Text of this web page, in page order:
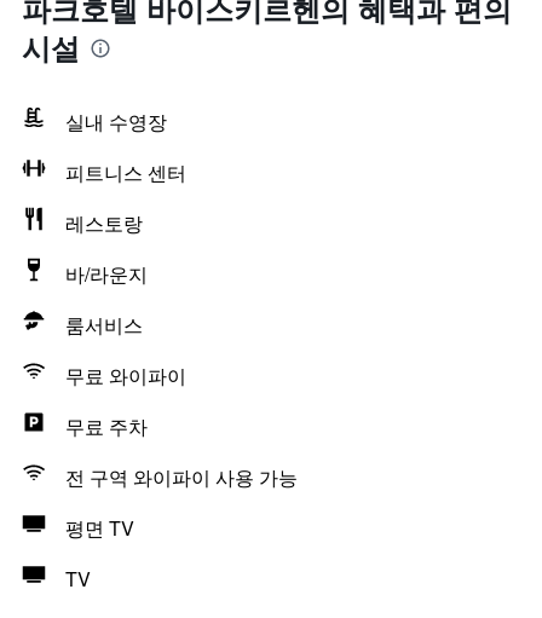
파크호텔 바이스키르헨의 혜택​과 편의
시설
실내 수영장
피트니스 센터
레스토랑
바/라운지
룸서비스
무료 와이파이
무료 주차
전 구역 와이파이 사용 가능
평면 TV
TV